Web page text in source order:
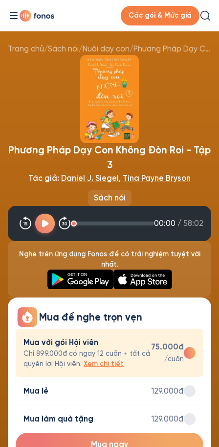
Các gói & Mức giá
Trang chủ/Sách nói/Nuôi dạy con/ Phương Pháp Dạy Con Không Đòn Roi - Tập 3
Sách nói
Phương Pháp Dạy Con Không Đòn Roi - Tập
3
Tác giả: Daniel J. Siegel , Tina Payne Bryson
00:00 / 58:02
Nghe trên ứng dụng Fonos để có trải nghiệm tuyệt vời
nhất.
Mua để nghe trọn vẹn
Mua với gói Hội viên
Chỉ 899.000đ có ngay 12 cuốn + tất cả
quyền lợi Hội viên. Xem chi tiết
75.000đ
/cuốn
Mua lẻ 129.000đ
Mua làm quà tặng 129.000đ
Mua ngay